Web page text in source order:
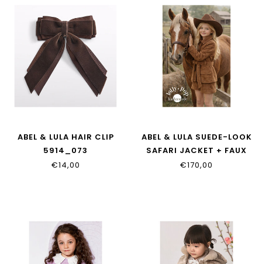
ABEL & LULA HAIR CLIP
5914_073
€14,00
ABEL & LULA SUEDE-LOOK
SAFARI JACKET + FAUX
SUEDE SHORTS
€170,00